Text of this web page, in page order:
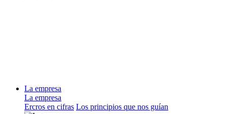
La empresa
La empresa
Ercros en cifras Los principios que nos guían